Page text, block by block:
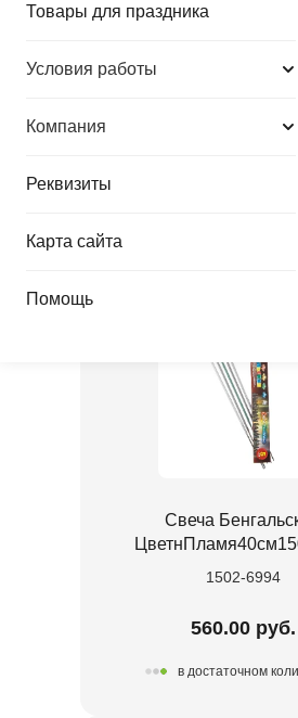
Товары для праздника
Условия работы
Компания
Реквизиты
Карта сайта
Помощь
в достаточном
Свеча
1502-6994
560.00 руб.
в достаточном